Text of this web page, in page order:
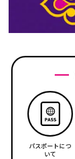
パスポートにつ
いて